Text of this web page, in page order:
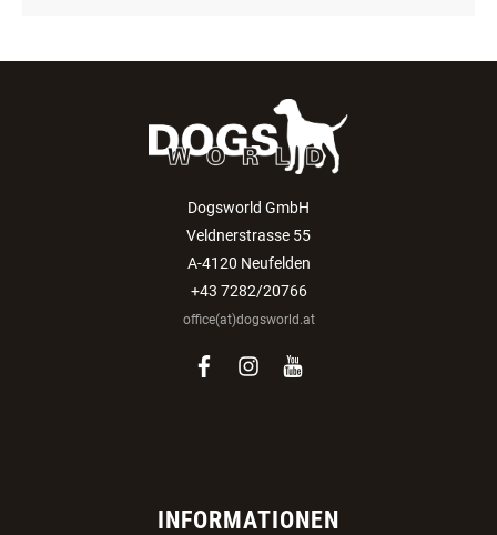
Dogsworld GmbH
Veldnerstrasse 55
A-4120 Neufelden
+43 7282/20766
office(at)dogsworld.at
facebook
instagram
youtube
INFORMATIONEN